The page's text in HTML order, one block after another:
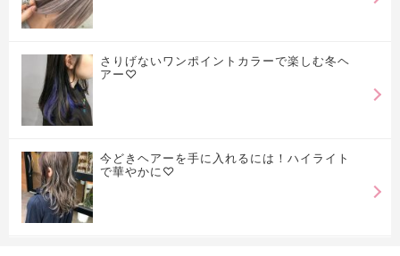
さりげないワンポイントカラーで楽しむ冬ヘ
アー♡
今どきヘアーを手に入れるには！ハイライト
で華やかに♡